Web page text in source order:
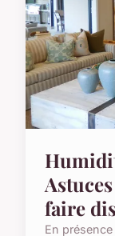
faire
En